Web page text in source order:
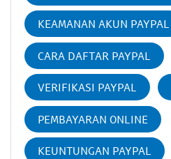
KEAMANAN AKUN PAYPAL
CARA DAFTAR PAYPAL
VERIFIKASI PAYPAL
PEMBAYARAN ONLINE
KEUNTUNGAN PAYPAL